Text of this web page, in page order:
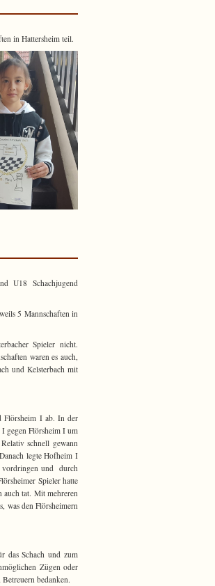
in Hattersheim teil.
U18 Schachjugend
5 Mannschaften in
Spieler nicht.
waren es auch,
und Kelsterbach mit
Flörsheim I ab. In der
gegen Flörsheim I um
schnell gewann
legte Hofheim I
vordringen und durch
Spieler hatte
auch tat. Mit mehreren
was den Flörsheimern
das Schach und zum
Zügen oder
bedanken.